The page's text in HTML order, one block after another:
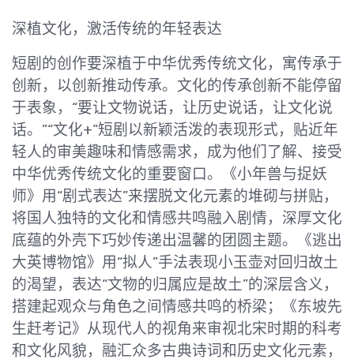
深植文化，激活传统的年轻表达
短剧的创作要深植于中华优秀传统文化，寓传承于
创新，以创新推动传承。文化的传承创新不能停留
于表象，“要让文物说话，让历史说话，让文化说
话。”“文化+”短剧以新颖活泼的表现形式，贴近年
轻人的审美趣味和情感需求，成为他们了解、接受
中华优秀传统文化的重要窗口。《小年兽与捉妖
师》用“剧式表达”来摆脱文化元素的堆砌与拼贴，
将国人独特的文化和情感共鸣融入剧情，深厚文化
底蕴的外壳下巧妙传递出温馨的团圆主题。《逃出
大英博物馆》用“拟人”手法表现小玉壶对回归故土
的渴望，表达“文物的归属应是故土”的深层含义，
搭建起观众与角色之间情感共鸣的桥梁；《东坡先
生赶考记》从现代人的视角来审视北宋时期的科考
和文化风貌，融汇众多古典诗词和历史文化元素，